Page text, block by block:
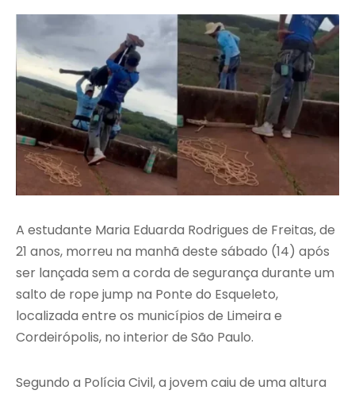
A estudante Maria Eduarda Rodrigues de Freitas, de
21 anos, morreu na manhã deste sábado (14) após
ser lançada sem a corda de segurança durante um
salto de rope jump na Ponte do Esqueleto,
localizada entre os municípios de Limeira e
Cordeirópolis, no interior de São Paulo.
Segundo a Polícia Civil, a jovem caiu de uma altura